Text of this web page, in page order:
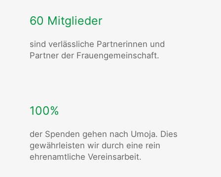
60 Mitglieder
sind verlässliche Partnerinnen und
Partner der Frauengemeinschaft.
100%
der Spenden gehen nach Umoja. Dies
gewährleisten wir durch eine rein
ehrenamtliche Vereinsarbeit.